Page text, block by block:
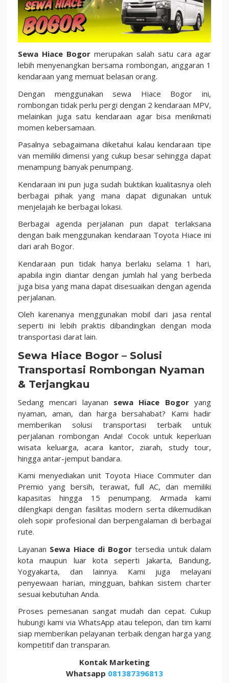
Menyenangkan
Sewa Hiace Bogor merupakan salah satu cara agar
lebih menyenangkan bersama rombongan, anggaran 1
kendaraan yang memuat belasan orang.
Dengan menggunakan sewa Hiace Bogor ini,
rombongan tidak perlu pergi dengan 2 kendaraan MPV,
melainkan juga satu kendaraan agar bisa menikmati
momen kebersamaan.
Pasalnya sebagaimana diketahui kalau kendaraan tipe
van memiliki dimensi yang cukup besar sehingga dapat
menampung banyak penumpang.
Kendaraan ini pun juga sudah buktikan kualitasnya oleh
berbagai pihak yang mana dapat digunakan untuk
menjelajah ke berbagai lokasi.
Berbagai agenda perjalanan pun dapat terlaksana
dengan baik menggunakan kendaraan Toyota Hiace ini
dari arah Bogor.
Kendaraan pun tidak hanya berlaku selama 1 hari,
apabila ingin diantar dengan jumlah hal yang berbeda
juga bisa yang mana dapat disesuaikan dengan agenda
perjalanan.
Oleh karenanya menggunakan mobil dari jasa rental
seperti ini lebih praktis dibandingkan dengan moda
transportasi darat lain.
Sewa Hiace Bogor – Solusi
Transportasi Rombongan Nyaman
& Terjangkau
Sedang mencari layanan sewa Hiace Bogoryang
nyaman, aman, dan harga bersahabat? Kami hadir
memberikan solusi transportasi terbaik untuk
perjalanan rombongan Anda! Cocok untuk keperluan
wisata keluarga, acara kantor, ziarah, study tour,
hingga antar-jemput bandara.
Kami menyediakan unit Toyota Hiace Commuter dan
Premio yang bersih, terawat, full AC, dan memiliki
kapasitas hingga 15 penumpang. Armada kami
dilengkapi dengan fasilitas modern serta dikemudikan
oleh sopir profesional dan berpengalaman di berbagai
rute.
Layanan Sewa Hiace di Bogor tersedia untuk dalam
kota maupun luar kota seperti Jakarta, Bandung,
Yogyakarta, dan lainnya. Kami juga melayani
penyewaan harian, mingguan, bahkan sistem charter
sesuai kebutuhan Anda.
Proses pemesanan sangat mudah dan cepat. Cukup
hubungi kami via WhatsApp atau telepon, dan tim kami
siap memberikan pelayanan terbaik dengan harga yang
kompetitif dan transparan.
Kontak Marketing
Whatsapp 081387396813